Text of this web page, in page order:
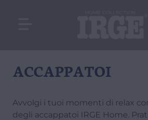
ACCAPPATOI
Avvolgi i tuoi momenti di relax
degli accappatoi IRGE Home.